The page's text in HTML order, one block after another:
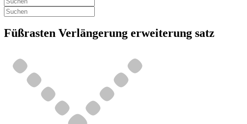
Füßrasten Verlängerung erweiterung satz